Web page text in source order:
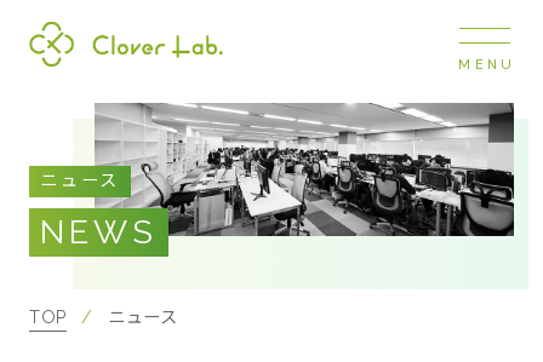
COMPANY
企業情報
ナビ
事業展開
MENU
ニュース
NEWS
TOP ニュース